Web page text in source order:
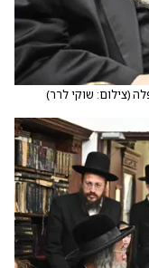
(צילום: שוקי לרר)